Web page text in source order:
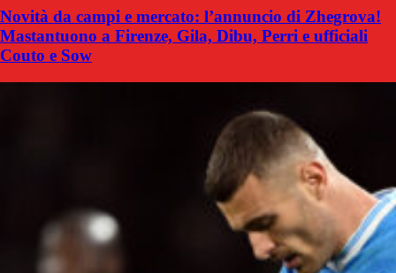
Novità da campi e mercato: l’annuncio di Zhegrova!
Mastantuono a Firenze, Gila, Dibu, Perri e ufficiali
Couto e Sow